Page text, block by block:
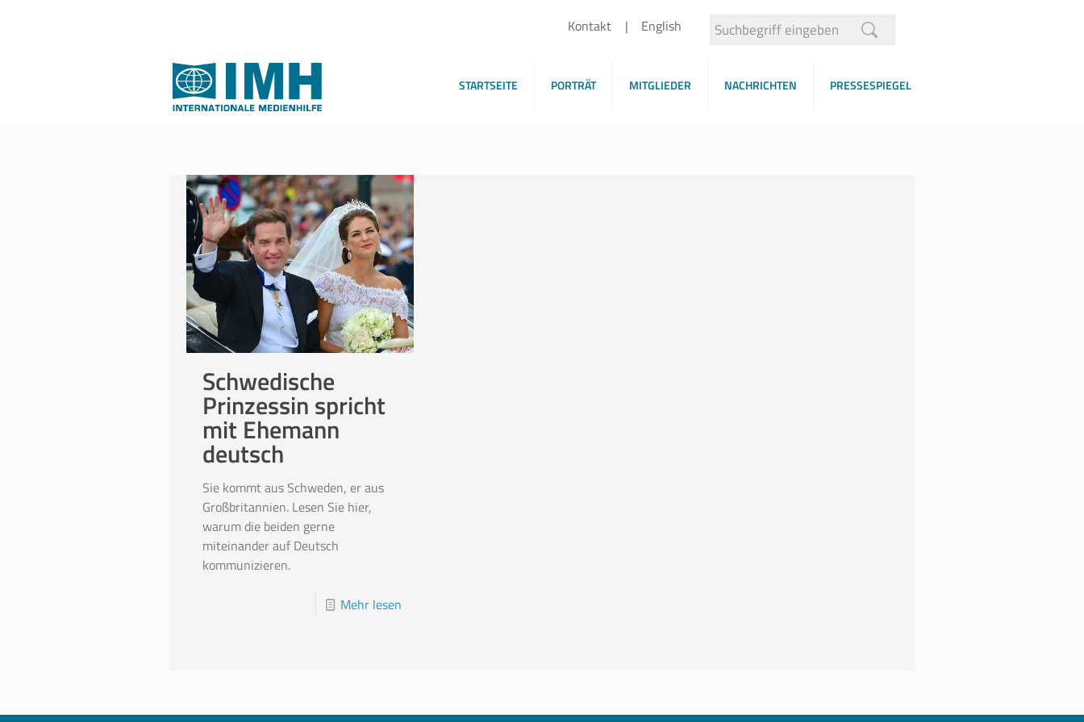
Kontakt English
STARTSEITE PORTRÄT MITGLIEDER NACHRICHTEN PRESSESPIEGEL
Schwedische
Prinzessin spricht
mit Ehemann
deutsch
Sie kommt aus Schweden, er aus
Großbritannien. Lesen Sie hier,
warum die beiden gerne
miteinander auf Deutsch
kommunizieren.
Mehr lesen